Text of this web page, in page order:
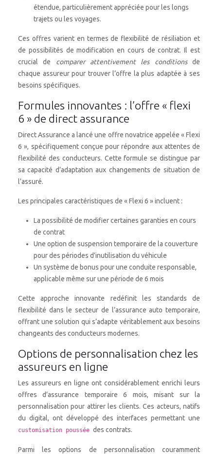
étendue, particulièrement appréciée pour les longs
trajets ou les voyages.
Ces offres varient en termes de flexibilité de résiliation et
de possibilités de modification en cours de contrat. Il est
crucial de comparer attentivement les conditionsde
chaque assureur pour trouver l’offre la plus adaptée à ses
besoins spécifiques.
Formules innovantes : l’offre « flexi
6 » de direct assurance
Direct Assurance a lancé une offre novatrice appelée « Flexi
6 », spécifiquement conçue pour répondre aux attentes de
flexibilité des conducteurs. Cette formule se distingue par
sa capacité d’adaptation aux changements de situation de
l’assuré.
Les principales caractéristiques de « Flexi 6 » incluent :
La possibilité de modifier certaines garanties en cours
de contrat
Une option de suspension temporaire de la couverture
pour des périodes d’inutilisation du véhicule
Un système de bonus pour une conduite responsable,
applicable même sur une période de 6 mois
Cette approche innovante redéfinit les standards de
flexibilité dans le secteur de l’assurance auto temporaire,
offrant une solution qui s’adapte véritablement aux besoins
changeants des conducteurs modernes.
Options de personnalisation chez les
assureurs en ligne
Les assureurs en ligne ont considérablement enrichi leurs
offres d’assurance temporaire 6 mois, misant sur la
personnalisation pour attirer les clients. Ces acteurs, natifs
du digital, ont développé des interfaces permettant une
customisation poussée des contrats.
Parmi les options de personnalisation couramment